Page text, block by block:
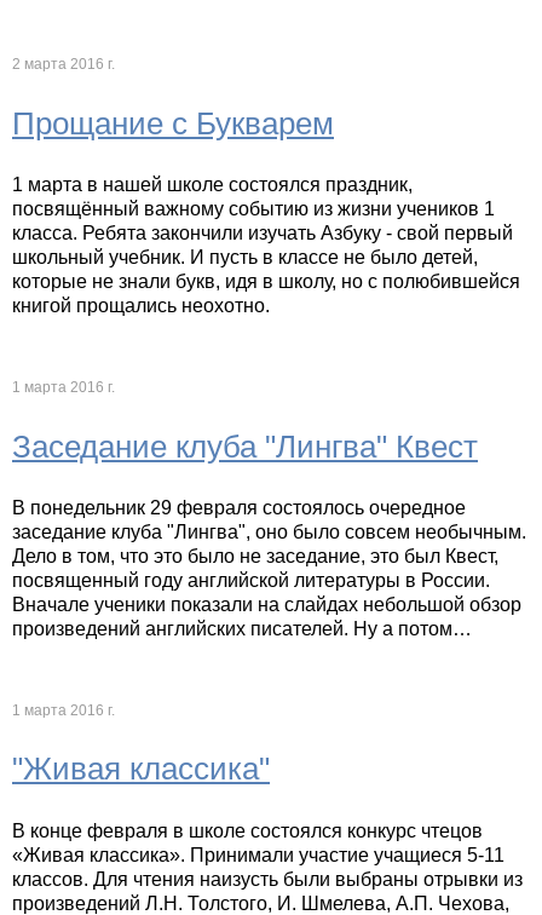
2 марта 2016 г.
Прощание с Букварем
1 марта в нашей школе состоялся праздник,
посвящённый важному событию из жизни учеников 1
класса. Ребята закончили изучать Азбуку - свой первый
школьный учебник. И пусть в классе не было детей,
которые не знали букв, идя в школу, но с полюбившейся
книгой прощались неохотно.
1 марта 2016 г.
Заседание клуба "Лингва" Квест
В понедельник 29 февраля состоялось очередное
заседание клуба "Лингва", оно было совсем необычным.
Дело в том, что это было не заседание, это был Квест,
посвященный году английской литературы в России.
Вначале ученики показали на слайдах небольшой обзор
произведений английских писателей. Ну а потом…
1 марта 2016 г.
"Живая классика"
В конце февраля в школе состоялся конкурс чтецов
«Живая классика». Принимали участие учащиеся 5-11
классов. Для чтения наизусть были выбраны отрывки из
произведений Л.Н. Толстого, И. Шмелева, А.П. Чехова,